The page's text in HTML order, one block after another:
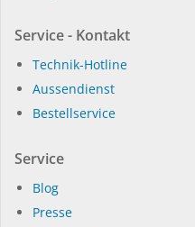
Service - Kontakt
Technik-Hotline
Aussendienst
Bestellservice
Service
Blog
Presse